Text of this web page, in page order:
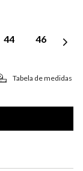
44 46
Tabela de medidas